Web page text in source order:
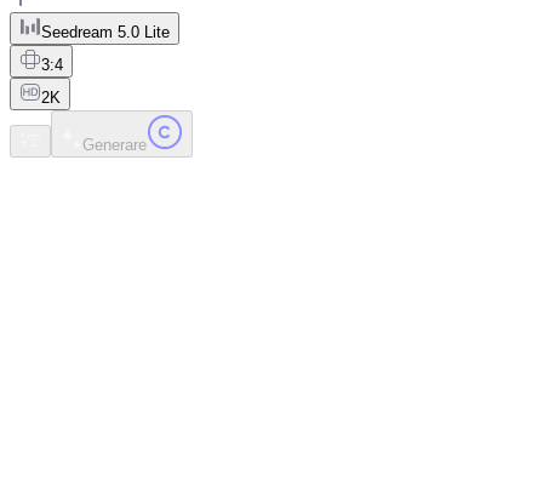
Seedream 5.0 Lite
3:4
2K
Generare